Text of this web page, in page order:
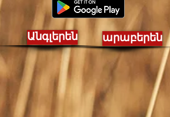
Անգլերեն արաբերեն